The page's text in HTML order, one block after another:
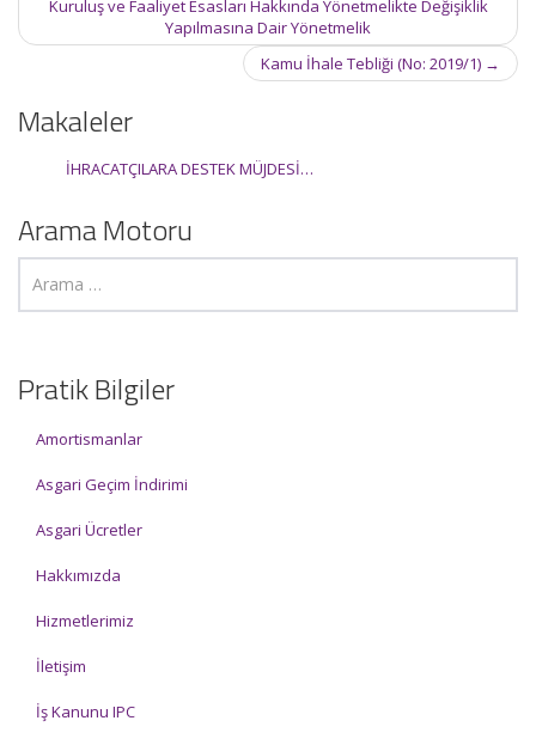
Kuruluş ve Faaliyet Esasları Hakkında Yönetmelikte Değişiklik
Yapılmasına Dair Yönetmelik
Kamu İhale Tebliği (No: 2019/1) →
Makaleler
İHRACATÇILARA DESTEK MÜJDESİ…
Arama Motoru
Pratik Bilgiler
Amortismanlar
Asgari Geçim İndirimi
Asgari Ücretler
Hakkımızda
Hizmetlerimiz
İletişim
İş Kanunu IPC